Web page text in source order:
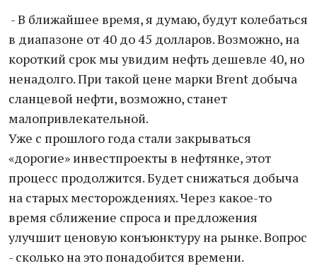
- В ближайшее время, я думаю, будут колебаться
в диапазоне от 40 до 45 долларов. Возможно, на
короткий срок мы увидим нефть дешевле 40, но
ненадолго. При такой цене марки Brent добыча
сланцевой нефти, возможно, станет
малопривлекательной.
Уже с прошлого года стали закрываться
«дорогие» инвестпроекты в нефтянке, этот
процесс продолжится. Будет снижаться добыча
на старых месторождениях. Через какое-то
время сближение спроса и предложения
улучшит ценовую конъюнктуру на рынке. Вопрос
- сколько на это понадобится времени.